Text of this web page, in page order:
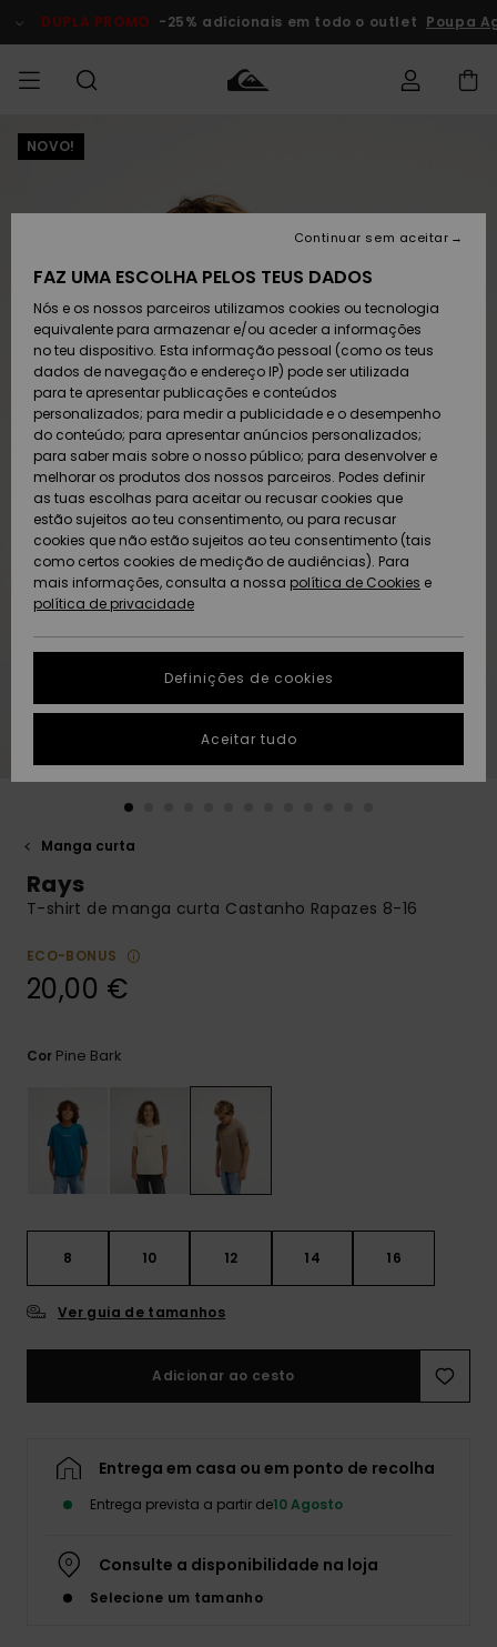
do
DUPLA PROMO -25% adicionais em todo o outlet Poupa
HOMEM
Calçado e
chinelos
Surfe/água
Snow
Artigos
recém-
chegados
Coleções
MENINO
Calçado e
chinelos
Surfe/água
Neve
Artigos
recém-
chegados
Highlights
MULHER
chegados
Highlights
Snow
SURF
Crianças
Highlights
Community
SNOW
Homem
Artigos
Criança
Snow Shop
Feminino
Highlights
Community
DUPLA
PROMO
Criança
Outlet
Mulher
AJUDA
Devoluções
Pagamento
Cartão
presente
Quiksilver
Freedom
Protecção de
dados
Guia de
tamanhos
conversa para
obteres a
resposta mais
contacto.
Consultar
as FAQ
SUSTAINABILITY
PRESENTE
DESEJO
NOVO!
Manga curta
Rays
T-shirt de manga curta Castanho Rapazes 8-16
ECO-BONUS
20,00 €
Cor Pine Bark
8 10 12 14 16
Ver guia de tamanhos
Adicionar ao cesto
Entrega em casa ou em ponto de recolha
Entrega prevista a partir de10 Agosto
Consulte a disponibilidade na loja
Selecione um tamanho
FAZ UMA ESCOLHA PELOS TEUS DADOS
Nós e os nossos parceiros utilizamos cookies ou tecnologia
equivalente para armazenar e/ou aceder a informações
no teu dispositivo. Esta informação pessoal (como os teus
dados de navegação e endereço IP) pode ser utilizada
para te apresentar publicações e conteúdos
personalizados; para medir a publicidade e o desempenho
do conteúdo; para apresentar anúncios personalizados;
para saber mais sobre o nosso público; para desenvolver e
melhorar os produtos dos nossos parceiros. Podes definir
as tuas escolhas para aceitar ou recusar cookies que
estão sujeitos ao teu consentimento, ou para recusar
cookies que não estão sujeitos ao teu consentimento (tais
como certos cookies de medição de audiências). Para
mais informações, consulta a nossa política de Cookies e
política de privacidade
Definições de cookies
Continuar sem aceitar
Aceitar tudo